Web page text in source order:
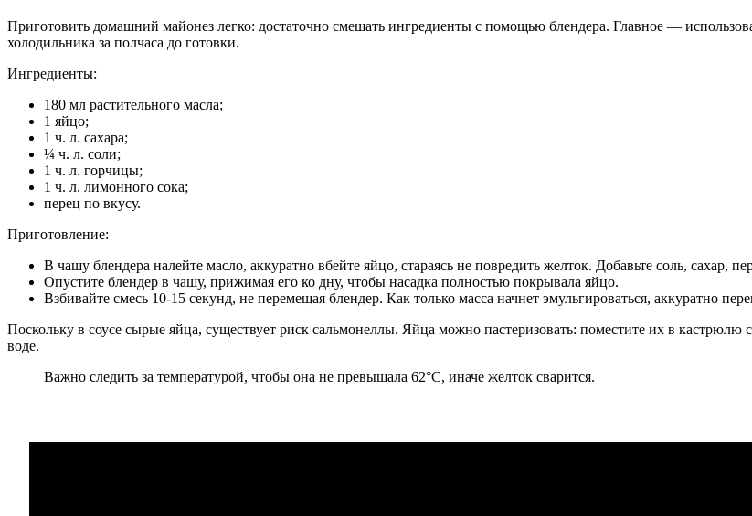
Приготовить домашний майонез легко: достаточно смешать ингредиенты с помощью блендера. Главное —
холодильника за полчаса до готовки.
Ингредиенты:
180 мл растительного масла;
1 яйцо;
1 ч. л. сахара;
¼ ч. л. соли;
1 ч. л. горчицы;
1 ч. л. лимонного сока;
перец по вкусу.
Приготовление:
В чашу блендера налейте масло, аккуратно вбейте яйцо, стараясь не повредить желток. Добавьте соль, сахар,
Опустите блендер в чашу, прижимая его ко дну, чтобы насадка полностью покрывала яйцо.
Взбивайте смесь 10-15 секунд, не перемещая блендер. Как только масса начнет эмульгироваться, аккуратно
Поскольку в соусе сырые яйца, существует риск сальмонеллы. Яйца можно пастеризовать: поместите их в
воде.
Важно следить за температурой, чтобы она не превышала 62°С, иначе желток сварится.